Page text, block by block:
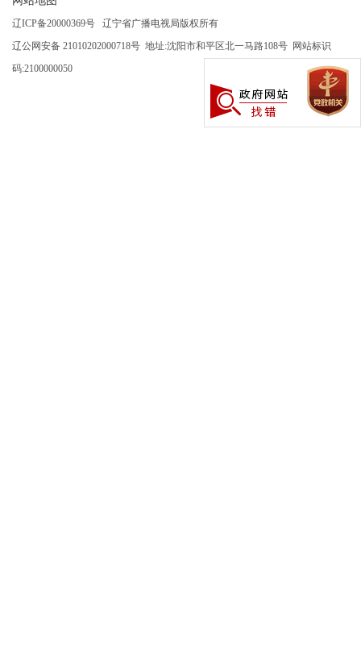
辽ICP备20000369号 辽宁省广播电视局版权所有
辽公网安备 21010202000718号 地址:沈阳市和平区北一马路108号 网站标识
码:2100000050